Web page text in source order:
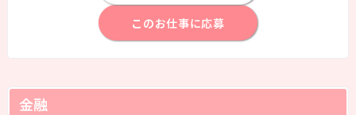
このお仕事に応募
金融